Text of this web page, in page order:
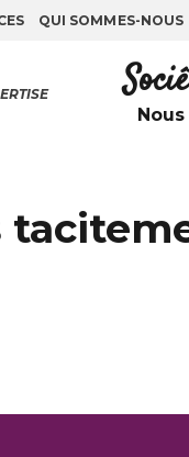
QUI SOMMES-NOUS